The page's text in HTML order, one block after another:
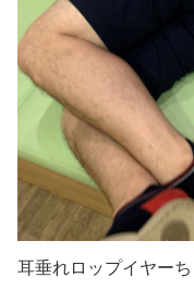
耳垂れロップイヤー